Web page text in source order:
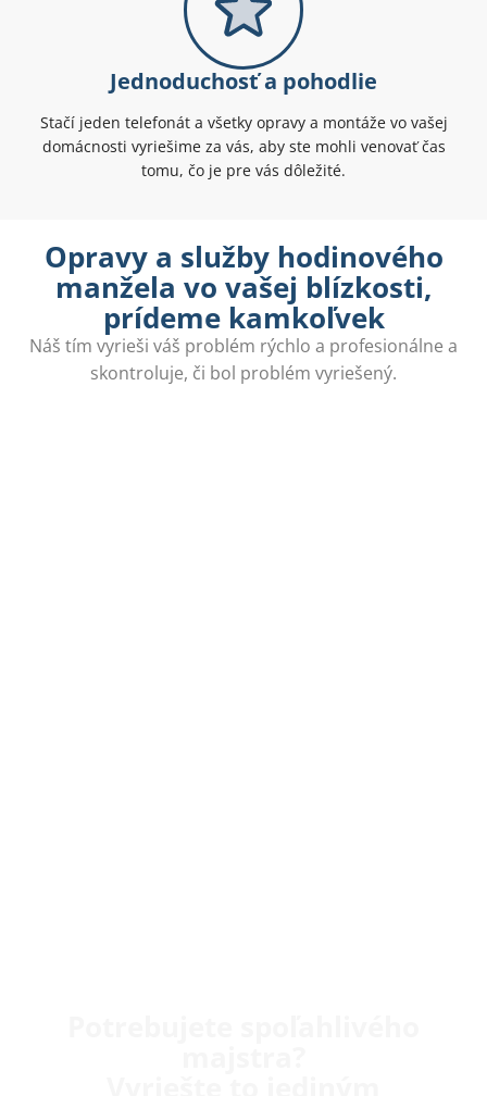
Jednoduchosť a pohodlie
Stačí jeden telefonát a všetky opravy a montáže vo vašej
domácnosti vyriešime za vás, aby ste mohli venovať čas
tomu, čo je pre vás dôležité.
Opravy a služby hodinového
manžela vo vašej blízkosti,
prídeme kamkoľvek
Náš tím vyrieši váš problém rýchlo a profesionálne a
skontroluje, či bol problém vyriešený.